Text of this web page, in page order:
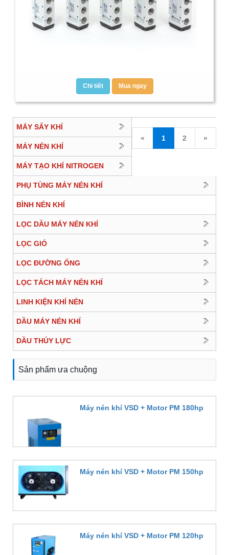
Chi tiết Mua ngay
« 1 2 »
MÁY SẤY KHÍ
MÁY NÉN KHÍ
MÁY TẠO KHÍ NITROGEN
PHỤ TÙNG MÁY NÉN KHÍ
BÌNH NÉN KHÍ
LỌC DẦU MÁY NÉN KHÍ
LỌC GIÓ
LỌC ĐƯỜNG ỐNG
LỌC TÁCH MÁY NÉN KHÍ
LINH KIỆN KHÍ NÉN
DẦU MÁY NÉN KHÍ
DẦU THỦY LỰC
Sản phẩm ưa chuộng
Máy nén khí VSD + Motor PM 180hp
Máy nén khí VSD + Motor PM 150hp
Máy nén khí VSD + Motor PM 120hp